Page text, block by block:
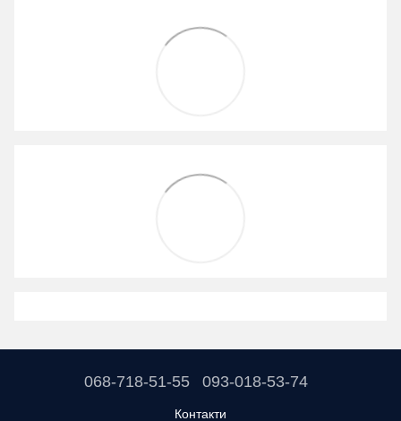
068-718-51-55 093-018-53-74
Контакти